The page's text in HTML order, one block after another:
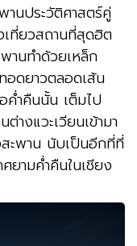
านประวัติศาสตร์คู่
ที่ยวสถานที่สุดฮิต
านทำด้วยเหล็ก
ดยาวตลอดเส้น
ค่ำคืนนั้น เต็มไป
งแวะเวียนเข้ามา
ะพาน นับเป็นอีกที่ที่
ยามค่ำคืนในเชียง